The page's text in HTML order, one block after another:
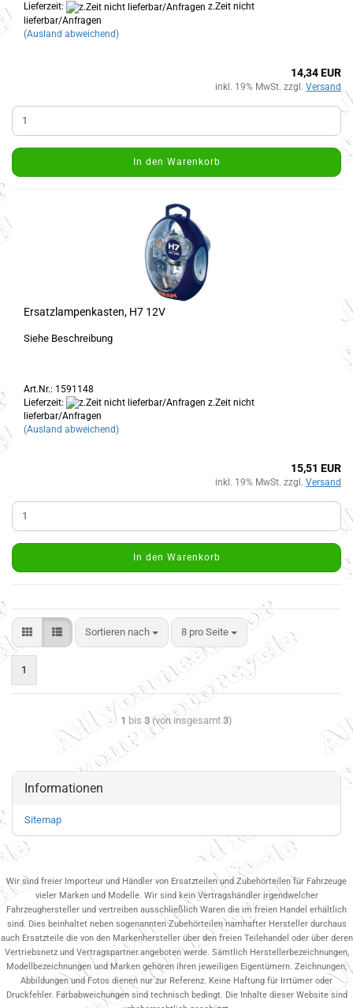
Lieferzeit:
z.Zeit nicht
lieferbar/Anfragen
(Ausland abweichend)
14,34 EUR
inkl. 19% MwSt. zzgl. Versand
In den Warenkorb
Ersatzlampenkasten, H7 12V
Siehe Beschreibung
Art.Nr.: 1591148
Lieferzeit:
z.Zeit nicht
lieferbar/Anfragen
(Ausland abweichend)
15,51 EUR
inkl. 19% MwSt. zzgl. Versand
In den Warenkorb
Sortieren nach 8 pro Seite
1
1 bis 3 (von insgesamt 3)
Informationen
Sitemap
Wir sind freier Importeur und Händler von Ersatzteilen und Zubehörteilen für Fahrzeuge
vieler Marken und Modelle. Wir sind kein Vertragshändler irgendwelcher
Fahrzeughersteller und vertreiben ausschließlich Waren die im freien Handel erhältlich
sind. Dies beinhaltet neben sogenannten Zubehörteilen namhafter Hersteller durchaus
auch Ersatzteile die von den Markenhersteller über den freien Teilehandel oder über deren
Vertriebsnetz und Vertragspartner.angeboten werde. Sämtlich Herstellerbezeichnungen,
Modellbezeichnungen und Marken gehören ihren jeweiligen Eigentümern. Zeichnungen,
Abbildungen und Fotos dienen nur zur Referenz. Keine Haftung für Irrtümer oder
Druckfehler. Farbabweichungen sind technisch bedingt. Die Inhalte dieser Website sind